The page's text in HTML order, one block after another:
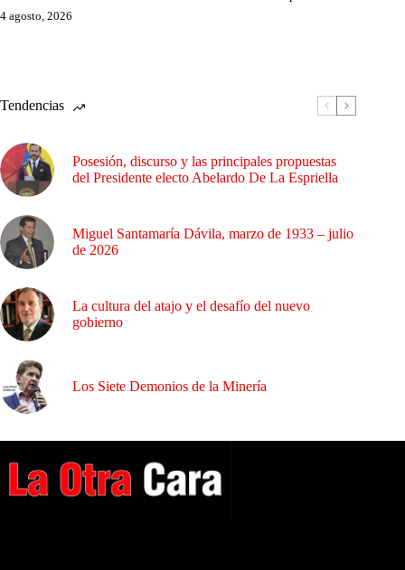
4 agosto, 2026
Tendencias
Posesión, discurso y las principales propuestas
del Presidente electo Abelardo De La Espriella
Miguel Santamaría Dávila, marzo de 1933 – julio
de 2026
La cultura del atajo y el desafío del nuevo
gobierno
Los Siete Demonios de la Minería